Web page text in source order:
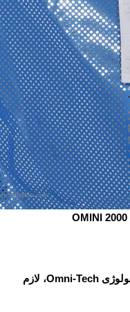
برای افزایش طول عمر کاپشن کلمبیا با تکنولوژی Omni-Tech، لازم